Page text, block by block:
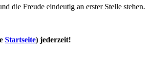
die Freude eindeutig an erster Stelle stehen.
Startseite) jederzeit!